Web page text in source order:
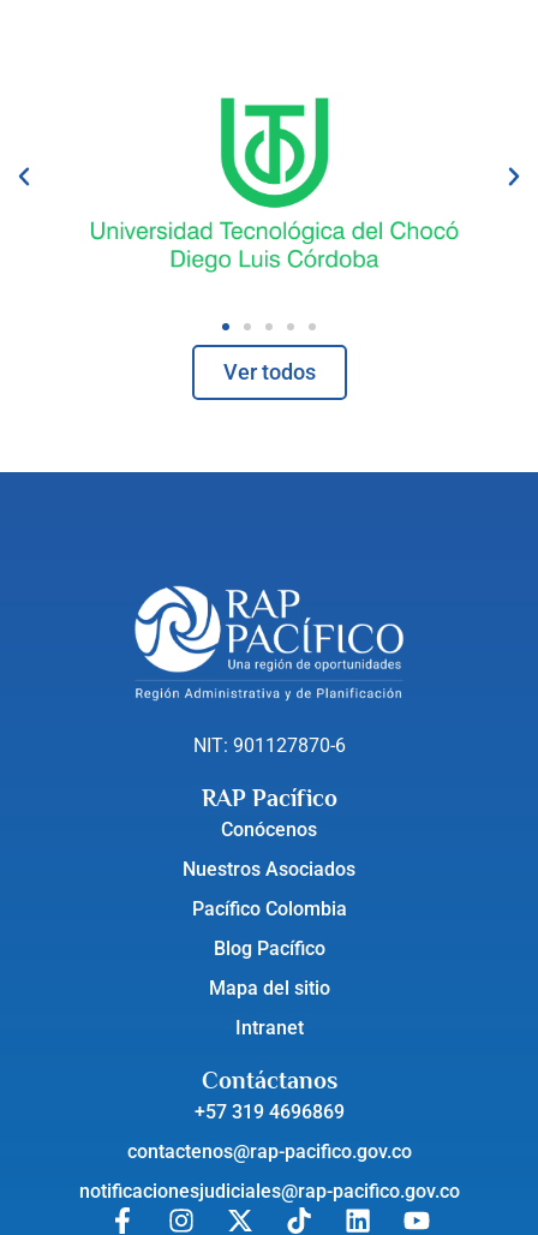
Ver todos
NIT: 901127870-6
RAP Pacífico
Conócenos
Nuestros Asociados
Pacífico Colombia
Blog Pacífico
Mapa del sitio
Intranet
Contáctanos
+57 319 4696869
contactenos@rap-pacifico.gov.co
notificacionesjudiciales@rap-pacifico.gov.co